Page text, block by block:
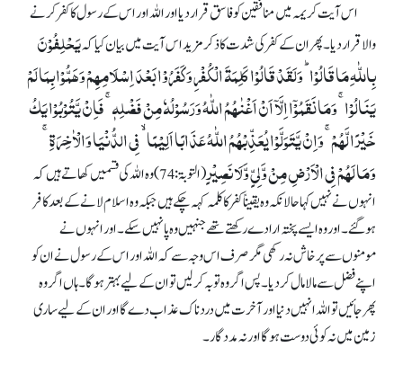
اس آیت کریمہ میں منافقین کو فاسق قرار دیا اور اللہ اور اس کے رسول کا کفر کرنے
والا قرار دیا۔ پھر ان کے کفر کی شدت کا ذکر مزید اس آیت میں بیان کیا کہیَحۡلِفُوۡنَ
بِاللّٰہِ مَا قَالُوۡا ؕ وَلَقَدۡ قَالُوۡا کَلِمَۃَ الۡکُفۡرِ وَکَفَرُوۡا بَعۡدَ اِسۡلَامِہِمۡ وَہَمُّوۡا بِمَا لَمۡ
یَنَالُوۡا ۚ وَمَا نَقَمُوۡۤا اِلَّاۤ اَنۡ اَغۡنٰہُمُ اللّٰہُ وَرَسُوۡلُہٗ مِنۡ فَضۡلِہٖ ۚ فَاِنۡ یَّتُوۡبُوۡا یَکُ
خَیۡرًا لَّہُمۡ ۚ وَاِنۡ یَّتَوَلَّوۡا یُعَذِّبۡہُمُ اللّٰہُ عَذَابًا اَلِیۡمًا ۙ فِی الدُّنۡیَا وَالۡاٰخِرَۃِ ۚ
وَمَا لَہُمۡ فِی الۡاَرۡضِ مِنۡ وَّلِیٍّ وَّلَا نَصِیۡرٍ
(التوبۃ:74) وہ اللہ کی قسمیں کھاتے ہیں کہ
انہوں نے نہیں کہا حالانکہ وہ یقیناً کفر کا کلمہ کہہ چکے ہیں جبکہ وہ اسلام لانے کے بعد کافر
ہوگئے۔ اور وہ ایسے پختہ ارادے رکھتے تھے جنہیں وہ پا نہیں سکے۔اور انہوں نے
مومنوں سے پرخاش نہ رکھی مگر صرف اس وجہ سے کہ اللہ اور اس کے رسول نے ان کو
اپنے فضل سے مالامال کر دیا۔ پس اگر وہ توبہ کر لیں تو ان کے لیے بہتر ہوگا۔ ہاں اگر وہ
پھر جائیں تو اللہ انہیں دنیا اور آخرت میں دردناک عذاب دے گا اور ان کے لیے ساری
زمین میں نہ کوئی دوست ہوگا اور نہ مددگار۔